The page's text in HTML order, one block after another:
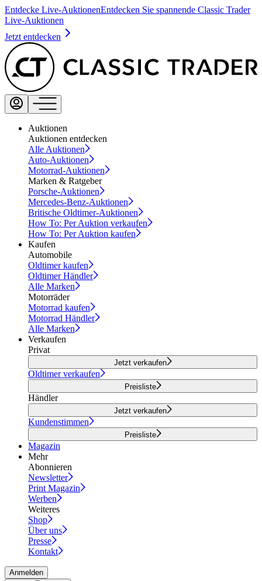
Entdecke Live-AuktionenEntdecken Sie spannende Classic Trader
Live-Auktionen
Jetzt entdecken
Auktionen
Auktionen entdecken
Alle Auktionen
Auto-Auktionen
Motorrad-Auktionen
Marken & Ratgeber
Porsche-Auktionen
Mercedes-Benz-Auktionen
Britische Oldtimer-Auktionen
How To: Per Auktion verkaufen
How To: Per Auktion kaufen
Kaufen
Automobile
Oldtimer kaufen
Oldtimer Händler
Alle Marken
Motorräder
Motorrad kaufen
Motorrad Händler
Alle Marken
Verkaufen
Privat
Jetzt verkaufen
Oldtimer verkaufen
Preisliste
Händler
Jetzt verkaufen
Kundenstimmen
Preisliste
Magazin
Mehr
Abonnieren
Newsletter
Print Magazin
Werben
Weiteres
Shop
Über uns
Presse
Kontakt
Anmelden